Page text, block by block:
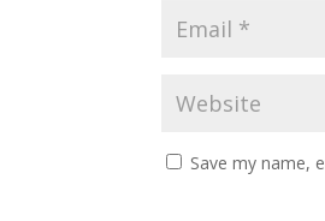
Save my name,